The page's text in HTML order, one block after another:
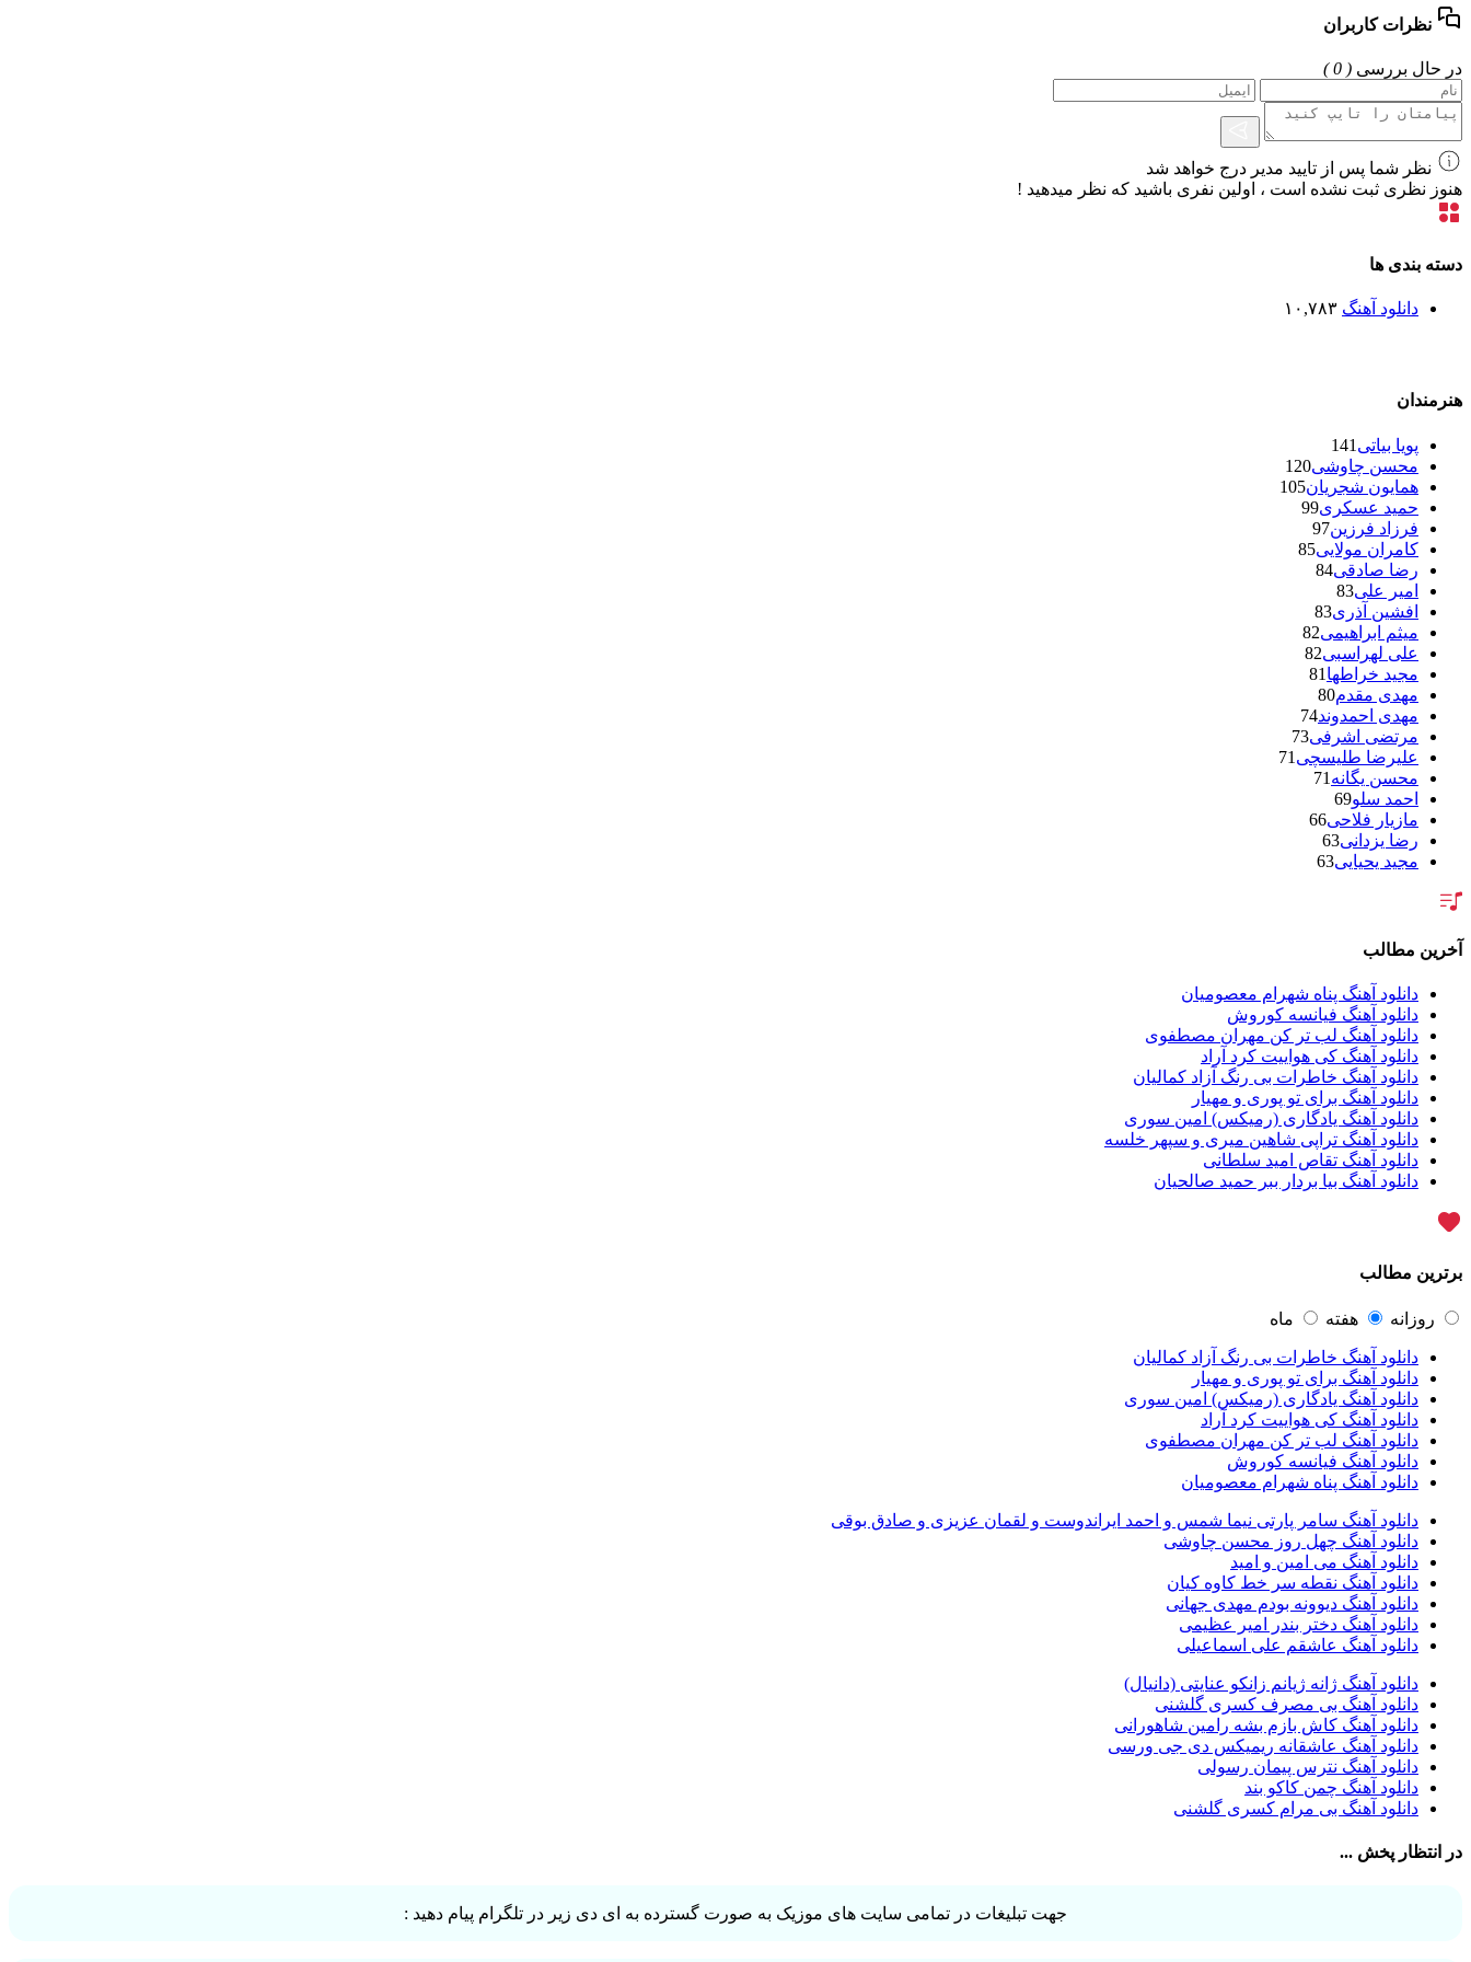
نظرات کاربران
در حال بررسی ( 0 )
نظر شما پس از تایید مدیر درج خواهد شد
هنوز نظری ثبت نشده است ، اولین نفری باشید که نظر میدهید !
دسته بندی ها
دانلود آهنگ ۱۰,۷۸۳
هنرمندان
پویا بیاتی 141
محسن چاوشی120
همایون شجریان105
حمید عسکری99
فرزاد فرزین97
کامران مولایی85
رضا صادقی84
امیر علی83
افشین آذری83
میثم ابراهیمی82
علی لهراسبی82
مجید خراطها 81
مهدی مقدم80
مهدی احمدوند74
مرتضی اشرفی73
علیرضا طلیسچی 71
محسن یگانه 71
احمد سلو69
مازیار فلاحی66
رضا یزدانی63
مجید یحیایی63
فریدون آسرایی
محسن ابراهیم زاده
سامان جلیلی54
حجت اشرف زاده54
پازل بند54
بهنام علمشاهی54
امید جهان52
علی عبدالمالکی50
احسان خواجه امیری50
محمد علیزاده50
محسن یاحقی46
علیرضا قربانی45
ماکان بند45
عماد طالب زاده
مسعود صادقلو42
مهدی جهانی39
احمد سعیدی39
امین فیاض39
حامد همایون38
بهنام صفوی38
شادمهر عقیلی37
پیوند36
36
رضا شیری36
علی زند وکیلی35
علی عباسی33
علی زارعی33
علی ارشدی33
سینا شعبانخانی32
سیامک عباسی32
حمید هیراد
32
شهرام شکوهی32
امین رستمی31
احمد صفایی31
یاسر محمودی31
امو بند31
حجت درولی31
سینا سرلک31
مجید رضوی
آخرین مطالب
دانلود آهنگ پناه شهرام معصومیان
دانلود آهنگ فیانسه کوروش
دانلود آهنگ لب تر کن مهران مصطفوی
دانلود آهنگ کی هواییت کرد آراد
دانلود آهنگ خاطرات بی رنگ آزاد کمالیان
دانلود آهنگ برای تو پوری و مهیار
دانلود آهنگ یادگاری (رمیکس) امین سوری
دانلود آهنگ تراپی شاهین میری و سپهر خلسه
دانلود آهنگ تقاص امید سلطانی
دانلود آهنگ بیا بردار ببر حمید صالحیان
برترین مطالب
روزانه هفته ماه
دانلود آهنگ خاطرات بی رنگ آزاد کمالیان
دانلود آهنگ برای تو پوری و مهیار
دانلود آهنگ یادگاری (رمیکس) امین سوری
دانلود آهنگ کی هواییت کرد آراد
دانلود آهنگ لب تر کن مهران مصطفوی
دانلود آهنگ فیانسه کوروش
دانلود آهنگ پناه شهرام معصومیان
دانلود آهنگ سامر پارتی نیما شمس و احمد ایراندوست و لقمان عزیزی و صادق بوقی
دانلود آهنگ چهل روز محسن چاوشی
دانلود آهنگ می امین و امید
دانلود آهنگ نقطه سر خط کاوه کیان
دانلود آهنگ دیوونه بودم مهدی جهانی
دانلود آهنگ دختر بندر امیر عظیمی
دانلود آهنگ عاشقم علی اسماعیلی
دانلود آهنگ ژانه ژیانم زانکو عنایتی (دانیال)
دانلود آهنگ بی مصرف کسری گلشنی
دانلود آهنگ کاش بازم بشه رامین شاهورانی
دانلود آهنگ عاشقانه ریمیکس دی جی ورسی
دانلود آهنگ نترس پیمان رسولی
دانلود آهنگ چمن کاکو بند
دانلود آهنگ بی مرام کسری گلشنی
در انتظار پخش ...
جهت تبلیغات در تمامی سایت های موزیک به صورت گسترده به ای دی زیر در تلگرام پیام دهید :